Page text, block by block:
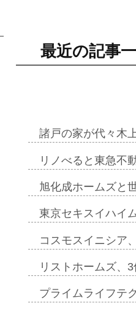
最近の記事
諸戸の家が代々木
リノべると東急不
旭化成ホームズと
東京セキスイハイ
コスモスイニシア
リストホームズ、
プライムライフテ